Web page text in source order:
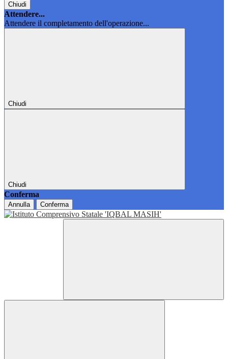
Chiudi
Attendere...
Attendere il completamento dell'operazione...
Chiudi
Chiudi
Conferma
Annulla Conferma